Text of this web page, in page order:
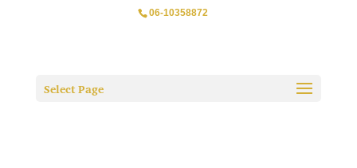
06-10358872
Select Page